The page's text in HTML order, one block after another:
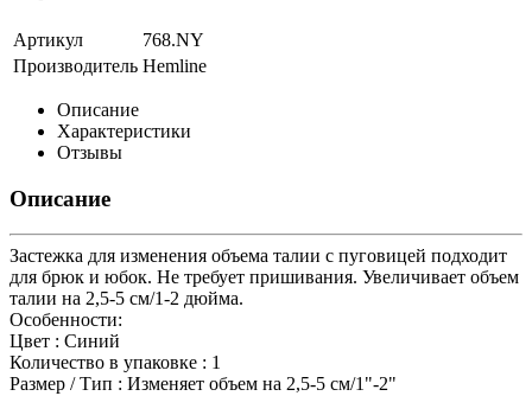
Артикул
768.NY
Производитель Hemline
Описание
Характеристики
Отзывы
Описание
Застежка для изменения объема талии с пуговицей подходит
для брюк и юбок. Не требует пришивания. Увеличивает объем
талии на 2,5-5 см/1-2 дюйма.
Особенности:
Цвет : Cиний
Количество в упаковке : 1
Размер / Тип : Изменяет объем на 2,5-5 см/1"-2"